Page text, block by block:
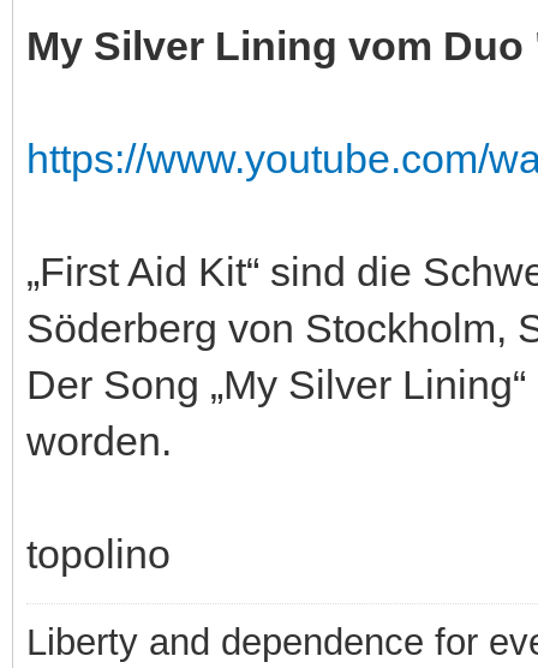
My Silver Lining vom
https://www.youtube.com/
„First Aid Kit“ sind die
Söderberg von Stockholm,
Der Song „My Silver
worden.
topolino
Liberty and dependence for